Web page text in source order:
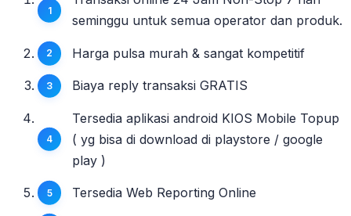
seminggu untuk semua operator dan produk.
Harga pulsa murah & sangat kompetitif
Biaya reply transaksi GRATIS
Tersedia aplikasi android KIOS Mobile Topup
( yg bisa di download di playstore / google
play )
Tersedia Web Reporting Online